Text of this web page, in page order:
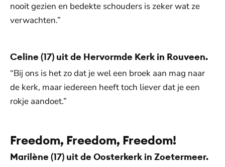
nooit gezien en bedekte schouders is zeker wat ze
verwachten.”
Celine (17) uit de Hervormde Kerk in Rouveen.
“Bij ons is het zo dat je wel een broek aan mag naar
de kerk, maar iedereen heeft toch liever dat je een
rokje aandoet.”
Freedom, Freedom, Freedom!
Marilène (17) uit de Oosterkerk in Zoetermeer.